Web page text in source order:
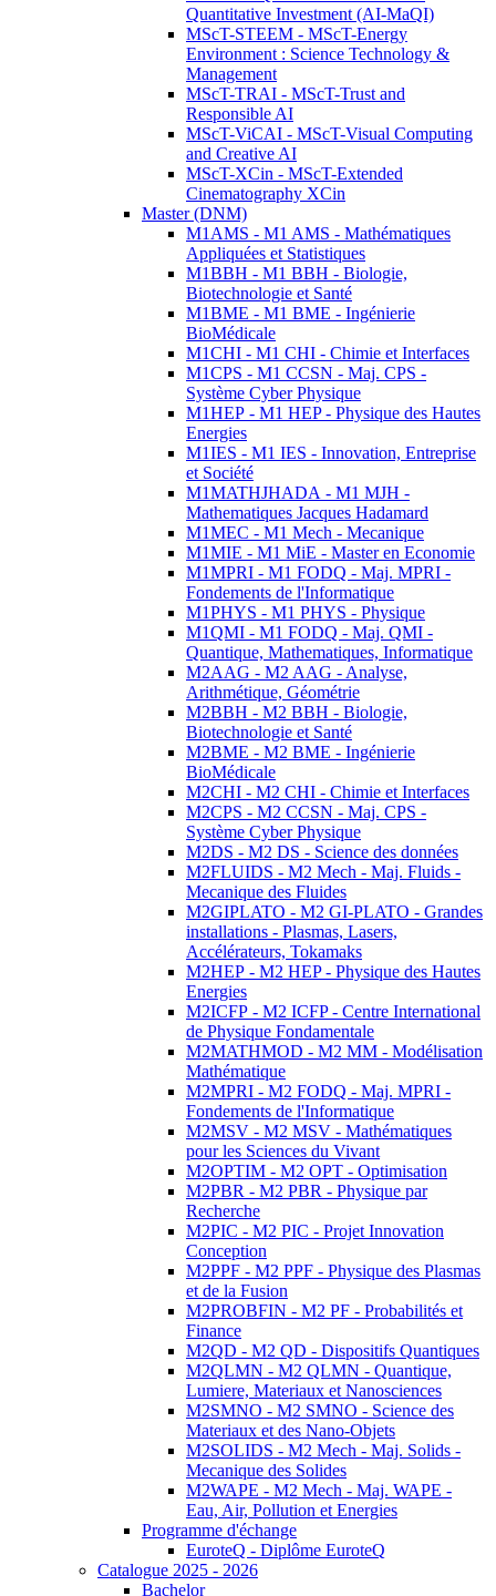
Quantitative Investment (AI-MaQI)
MScT-STEEM - MScT-Energy
Environment : Science Technology &
Management
MScT-TRAI - MScT-Trust and
Responsible AI
MScT-ViCAI - MScT-Visual Computing
and Creative AI
MScT-XCin - MScT-Extended
Cinematography XCin
Master (DNM)
M1AMS - M1 AMS - Mathématiques
Appliquées et Statistiques
M1BBH - M1 BBH - Biologie,
Biotechnologie et Santé
M1BME - M1 BME - Ingénierie
BioMédicale
M1CHI - M1 CHI - Chimie et Interfaces
M1CPS - M1 CCSN - Maj. CPS -
Système Cyber Physique
M1HEP - M1 HEP - Physique des Hautes
Energies
M1IES - M1 IES - Innovation, Entreprise
et Société
M1MATHJHADA - M1 MJH -
Mathematiques Jacques Hadamard
M1MEC - M1 Mech - Mecanique
M1MIE - M1 MiE - Master en Economie
M1MPRI - M1 FODQ - Maj. MPRI -
Fondements de l'Informatique
M1PHYS - M1 PHYS - Physique
M1QMI - M1 FODQ - Maj. QMI -
Quantique, Mathematiques, Informatique
M2AAG - M2 AAG - Analyse,
Arithmétique, Géométrie
M2BBH - M2 BBH - Biologie,
Biotechnologie et Santé
M2BME - M2 BME - Ingénierie
BioMédicale
M2CHI - M2 CHI - Chimie et Interfaces
M2CPS - M2 CCSN - Maj. CPS -
Système Cyber Physique
M2DS - M2 DS - Science des données
M2FLUIDS - M2 Mech - Maj. Fluids -
Mecanique des Fluides
M2GIPLATO - M2 GI-PLATO - Grandes
installations - Plasmas, Lasers,
Accélérateurs, Tokamaks
M2HEP - M2 HEP - Physique des Hautes
Energies
M2ICFP - M2 ICFP - Centre International
de Physique Fondamentale
M2MATHMOD - M2 MM - Modélisation
Mathématique
M2MPRI - M2 FODQ - Maj. MPRI -
Fondements de l'Informatique
M2MSV - M2 MSV - Mathématiques
pour les Sciences du Vivant
M2OPTIM - M2 OPT - Optimisation
M2PBR - M2 PBR - Physique par
Recherche
M2PIC - M2 PIC - Projet Innovation
Conception
M2PPF - M2 PPF - Physique des Plasmas
et de la Fusion
M2PROBFIN - M2 PF - Probabilités et
Finance
M2QD - M2 QD - Dispositifs Quantiques
M2QLMN - M2 QLMN - Quantique,
Lumiere, Materiaux et Nanosciences
M2SMNO - M2 SMNO - Science des
Materiaux et des Nano-Objets
M2SOLIDS - M2 Mech - Maj. Solids -
Mecanique des Solides
M2WAPE - M2 Mech - Maj. WAPE -
Eau, Air, Pollution et Energies
Programme d'échange
EuroteQ - Diplôme EuroteQ
Catalogue 2025 - 2026
Bachelor